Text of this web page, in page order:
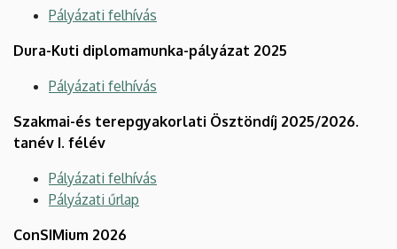
Pályázati felhívás
Dura-Kuti diplomamunka-pályázat 2025
Pályázati felhívás
Szakmai-és terepgyakorlati Ösztöndíj 2025/2026.
tanév I. félév
Pályázati felhívás
Pályázati űrlap
ConSIMium 2026